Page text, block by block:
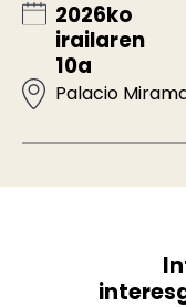
2026ko
irailaren
10a
Palacio